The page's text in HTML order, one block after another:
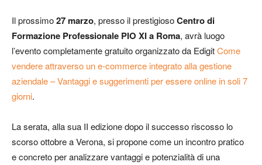
Il prossimo27 marzo, presso il prestigiosoCentro di
Formazione Professionale PIO XI a Roma, avrà luogo
l’evento completamente gratuito organizzato da EdigitCome
vendere attraverso un e-commerce integrato alla gestione
aziendale – Vantaggi e suggerimenti per essere online in soli 7
giorni.
La serata, alla sua II edizione dopo il successo riscosso lo
scorso ottobre a Verona, si propone come un incontro pratico
e concreto per analizzare vantaggi e potenzialità di una